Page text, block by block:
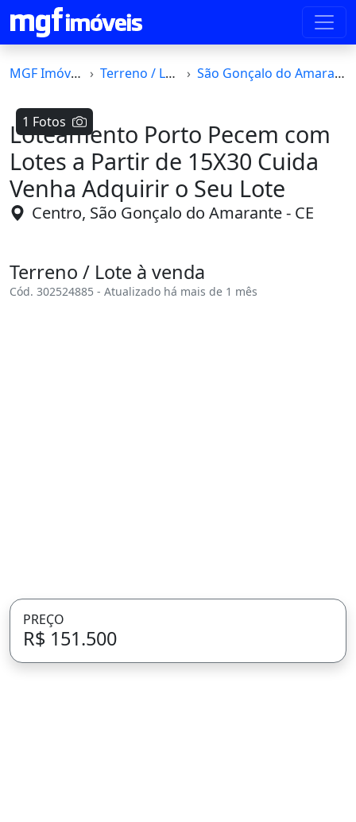
MGF Imóveis Terreno / Lote São Gonçalo do Amarante
1 Fotos
Loteamento Porto Pecem com
Lotes a Partir de 15X30 Cuida
Venha Adquirir o Seu Lote
Centro, São Gonçalo do Amarante - CE
Terreno / Lote à venda
Cód. 302524885 - Atualizado há mais de 1 mês
PREÇO
R$ 151.500